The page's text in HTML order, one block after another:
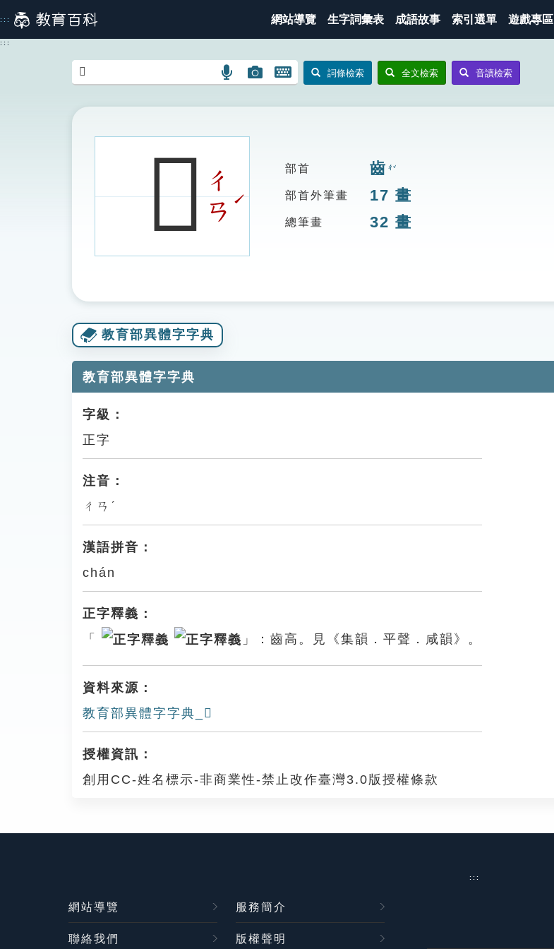
到
主
::: 網站導覽 生字詞彙表 成語故事 索引選單 遊戲專區
:::
語
搜
圖
圖
搜
開
鍵
詞條檢索 全文檢索 音讀檢索
𪚃ㄔ
ㄢ
ˊ
部首 齒 ㄔˇ
部首外筆畫 17 畫
總筆畫 32 畫
教育部異體字字典
教育部異體字字典
字級：
正字
注音：
ㄔㄢˊ
漢語拼音：
chán
正字釋義：
「
」：齒高。見《集韻．平聲．咸韻》。
資料來源：
教育部異體字字典_𪚃
授權資訊：
創用CC-姓名標示-非商業性-禁止改作臺灣3.0版授權條款
:::
網站導覽 服務簡介
聯絡我們 版權聲明